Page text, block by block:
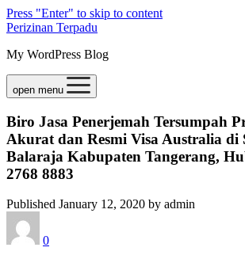
Press "Enter" to skip to content
Perizinan Terpadu
My WordPress Blog
open menu
Biro Jasa Penerjemah Tersumpah
Akurat dan Resmi Visa Australia di
Balaraja Kabupaten Tangerang,
2768 8883
Published January 12, 2020 by admin
0